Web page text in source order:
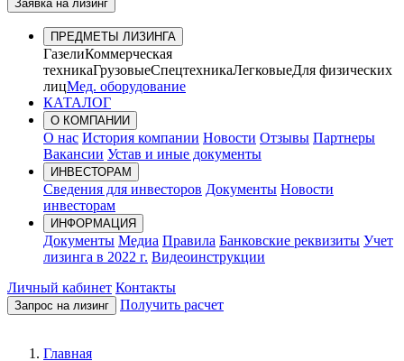
Заявка на лизинг
ПРЕДМЕТЫ ЛИЗИНГА
ГазелиКоммерческая
техникаГрузовыеСпецтехникаЛегковыеДля физических
лицМед. оборудование
КАТАЛОГ
О КОМПАНИИ
О нас История компании Новости Отзывы Партнеры
Вакансии Устав и иные документы
ИНВЕСТОРАМ
Сведения для инвесторов Документы Новости
инвесторам
ИНФОРМАЦИЯ
Документы Медиа Правила Банковские реквизиты Учет
лизинга в 2022 г. Видеоинструкции
Личный кабинет Контакты
Запрос на лизинг Получить расчет
Главная